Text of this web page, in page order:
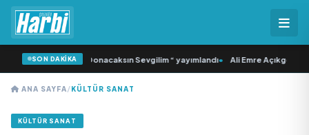
SON DAKİKA
İkinci Tekli “Donacaksın Sevgilim “ yayımlandı• Ali Emre Açıkgöz
ANA SAYFA/KÜLTÜR SANAT
KÜLTÜR SANAT